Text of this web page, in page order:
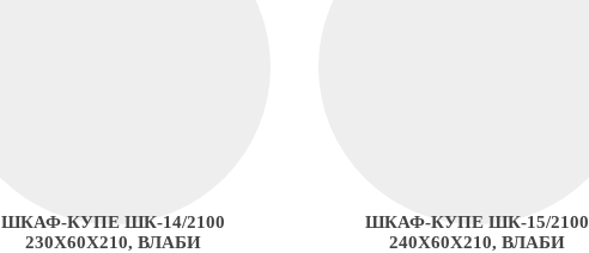
ШКАФ-КУПЕ ШК-14/2100
230Х60Х210, ВЛАБИ
ШКАФ-КУПЕ ШК-15/2100
240Х60Х210, ВЛАБИ